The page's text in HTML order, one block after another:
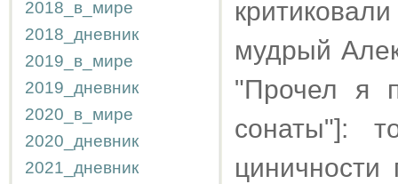
2018_в_мире
2018_дневник
2019_в_мире
2019_дневник
2020_в_мире
2020_дневник
2021_дневник
мудрый
"Прочел я
сонаты"]:
циничности